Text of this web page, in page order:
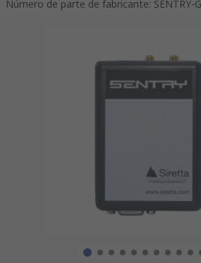
Número de parte de fabricante: SENTRY-